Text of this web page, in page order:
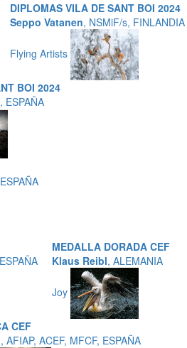
DIPLOMAS VILA DE SANT BOI 2024
Seppo Vatanen, NSMiF/s, FINLANDIA
Flying Artists
BOI 2024
, ESPAÑA
MEDALLA DORADA CEF
Klaus Reibl, ALEMANIA
Joy
CEF
, AFIAP, ACEF, MFCF, ESPAÑA